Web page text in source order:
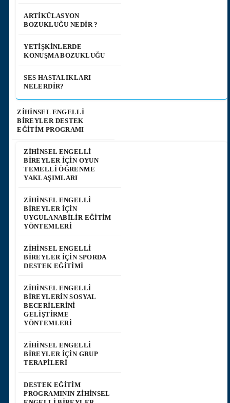
ARTIKÜLASYON
BOZUKLUĞU NEDIR ?
YETIŞKINLERDE
KONUŞMA BOZUKLUĞU
SES HASTALIKLARI
NELERDIR?
ZİHİNSEL ENGELLİ
BİREYLER DESTEK
EĞİTİM PROGRAMI
ZIHINSEL ENGELLI
BIREYLER İÇIN OYUN
TEMELLI ÖĞRENME
YAKLAŞIMLARI
ZIHINSEL ENGELLI
BIREYLER İÇIN
UYGULANABILIR EĞITIM
YÖNTEMLERI
ZIHINSEL ENGELLI
BIREYLER IÇIN SPORDA
DESTEK EĞITIMI
ZIHINSEL ENGELLI
BIREYLERIN SOSYAL
BECERILERINI
GELIŞTIRME
YÖNTEMLERI
ZIHINSEL ENGELLI
BIREYLER İÇIN GRUP
TERAPILERI
DESTEK EĞITIM
PROGRAMININ ZIHINSEL